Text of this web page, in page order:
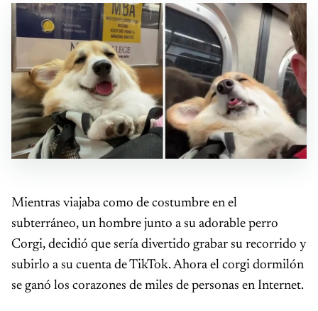
Mientras viajaba como de costumbre en el
subterráneo, un hombre junto a su adorable perro
Corgi, decidió que sería divertido grabar su recorrido y
subirlo a su cuenta de TikTok. Ahora el corgi dormilón
se ganó los corazones de miles de personas en Internet.